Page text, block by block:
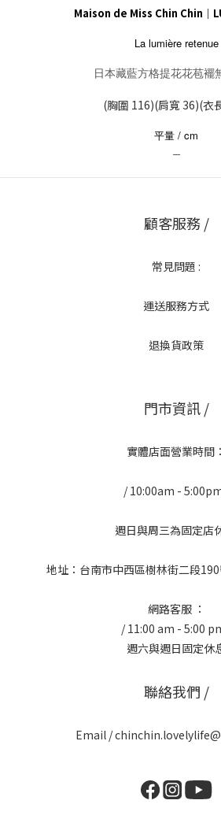
Maison de Miss Chin Chin｜
La lumière retenue
日本藏藍方格提花花苞襬
(胸圍 116)(肩寬 36)(衣
平量 / cm
顧客服務 /
常見問題 :
運送服務方式
退換貨政策
門市資訊 /
實體店面營業時間：
/ 10:00am -
週日與周三為固定店
地址：台南市中西區樹林街二段
網路客服 ：
/ 11:00 am - 5:00
週六與週日固定休
聯絡我們 /
Email /